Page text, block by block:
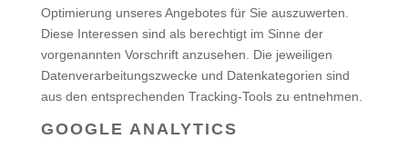
Optimierung unseres Angebotes für Sie auszuwerten.
Diese Interessen sind als berechtigt im Sinne der
vorgenannten Vorschrift anzusehen. Die jeweiligen
Datenverarbeitungszwecke und Datenkategorien sind
aus den entsprechenden Tracking-Tools zu entnehmen.
GOOGLE ANALYTICS